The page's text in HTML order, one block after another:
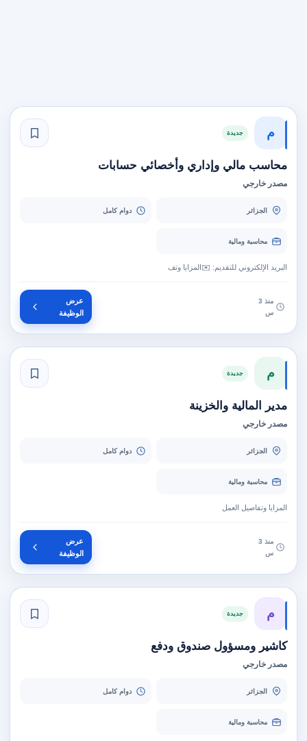
م جديدة
محاسب مالي وإداري وأخصائي حسابات
مصدر خارجي
الجزائر دوام كامل
محاسبة ومالية
البريد الإلكتروني للتقديم: ✉️المزايا وتف
منذ 3
س
عرض
الوظيفة
م جديدة
مدير المالية والخزينة
مصدر خارجي
الجزائر دوام كامل
محاسبة ومالية
المزايا وتفاصيل العمل
منذ 3
س
عرض
الوظيفة
م جديدة
كاشير ومسؤول صندوق ودفع
مصدر خارجي
الجزائر دوام كامل
محاسبة ومالية